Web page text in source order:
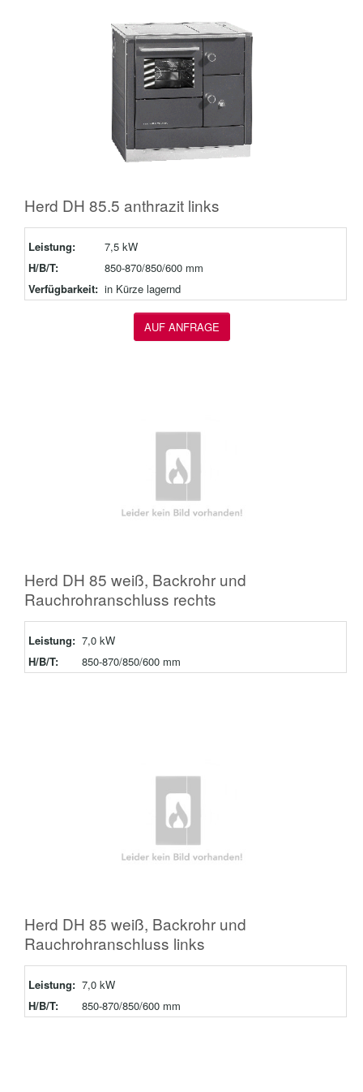
Herd DH 85.5 anthrazit links
Leistung:
7,5 kW
H/B/T:
850-870/850/600 mm
Verfügbarkeit: in Kürze lagernd
AUF ANFRAGE
Herd DH 85 weiß, Backrohr und
Rauchrohranschluss rechts
Leistung: 7,0 kW
H/B/T:
850-870/850/600 mm
Herd DH 85 weiß, Backrohr und
Rauchrohranschluss links
Leistung: 7,0 kW
H/B/T:
850-870/850/600 mm